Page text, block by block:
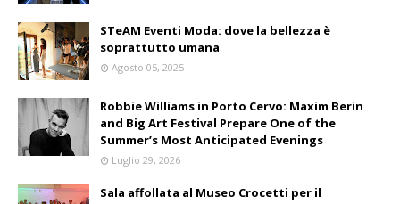
STeAM Eventi Moda: dove la bellezza è
soprattutto umana
Agosto 05, 2025
Robbie Williams in Porto Cervo: Maxim Berin
and Big Art Festival Prepare One of the
Summer’s Most Anticipated Evenings
Luglio 29, 2026
Sala affollata al Museo Crocetti per il